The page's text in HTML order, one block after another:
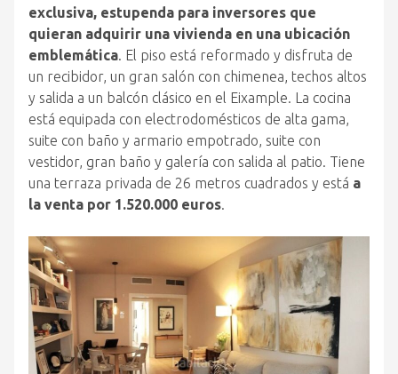
exclusiva, estupenda para inversores que
quieran adquirir una vivienda en una ubicación
emblemática. El piso está reformado y disfruta de
un recibidor, un gran salón con chimenea, techos altos
y salida a un balcón clásico en el Eixample. La cocina
está equipada con electrodomésticos de alta gama,
suite con baño y armario empotrado, suite con
vestidor, gran baño y galería con salida al patio. Tiene
una terraza privada de 26 metros cuadrados y está a
la venta por 1.520.000 euros.